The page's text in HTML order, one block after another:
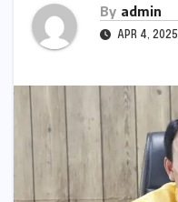
By admin
APR 4, 2025